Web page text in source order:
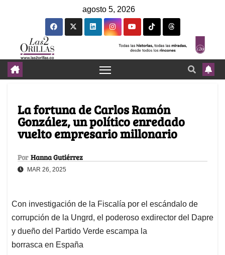
agosto 5, 2026
La fortuna de Carlos Ramón
González, un político enredado
vuelto empresario millonario
Por Hanna Gutiérrez
MAR 26, 2025
Con investigación de la Fiscalía por el escándalo de
corrupción de la Ungrd, el poderoso exdirector del Dapre
y dueño del Partido Verde escampa la
borrasca en España